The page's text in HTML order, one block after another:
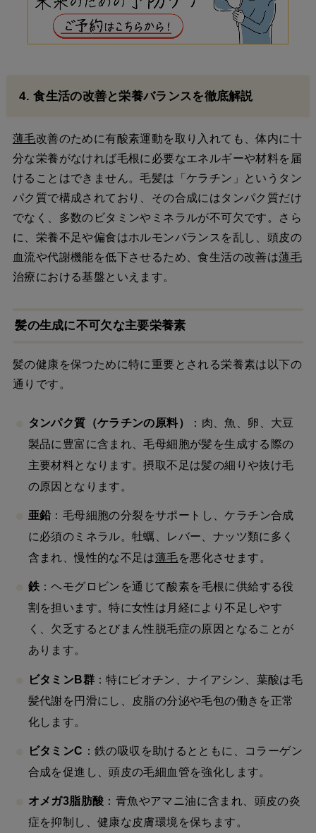
4. 食生活の改善と栄養バランスを徹底解説
薄毛改善のために有酸素運動を取り入れても、体内に十
分な栄養がなければ毛根に必要なエネルギーや材料を届
けることはできません。毛髪は「ケラチン」というタン
パク質で構成されており、その合成にはタンパク質だけ
でなく、多数のビタミンやミネラルが不可欠です。さら
に、栄養不足や偏食はホルモンバランスを乱し、頭皮の
血流や代謝機能を低下させるため、食生活の改善は薄毛
治療における基盤といえます。
髪の生成に不可欠な主要栄養素
髪の健康を保つために特に重要とされる栄養素は以下の
通りです。
タンパク質（ケラチンの原料）
：肉、魚、卵、大豆
製品に豊富に含まれ、毛母細胞が髪を生成する際の
主要材料となります。摂取不足は髪の細りや抜け毛
の原因となります。
亜鉛 ：毛母細胞の分裂をサポートし、ケラチン合成
に必須のミネラル。牡蠣、レバー、ナッツ類に多く
含まれ、慢性的な不足は薄毛を悪化させます。
鉄：ヘモグロビンを通じて酸素を毛根に供給する役
割を担います。特に女性は月経により不足しやす
く、欠乏するとびまん性脱毛症の原因となることが
あります。
ビタミンB群：特にビオチン、ナイアシン、葉酸は毛
髪代謝を円滑にし、皮脂の分泌や毛包の働きを正常
化します。
ビタミンC ：鉄の吸収を助けるとともに、コラーゲン
合成を促進し、頭皮の毛細血管を強化します。
オメガ3脂肪酸 ：青魚やアマニ油に含まれ、頭皮の炎
症を抑制し、健康な皮膚環境を保ちます。